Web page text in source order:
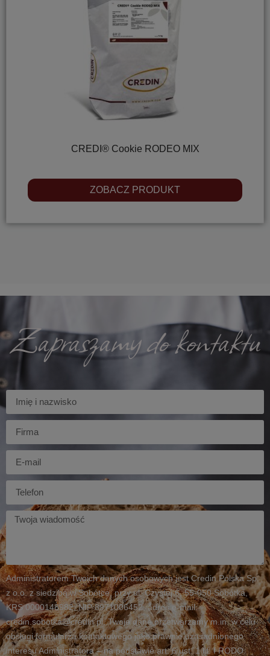
CREDI® Cookie RODEO MIX
ZOBACZ PRODUKT
Zapraszamy do kontaktu
Imię
Firma
Telefon
Twoja
wiadomość
Administratorem Twoich danych osobowych jest Credin Polska Sp.
z o.o. z siedzibą w Sobótce, przy ul. Czystej 6, 55-050 Sobótka,
KRS 0000148982, NIP 8971006452, adres e-mail:
credin.sobotka@credin.pl. Twoje dane przetwarzamy m.in. w celu
obsługi formularza kontaktowego jako prawnie uzasadnionego
interesu Administratora – na podstawie art. 6 ust. 1 lit. f RODO.